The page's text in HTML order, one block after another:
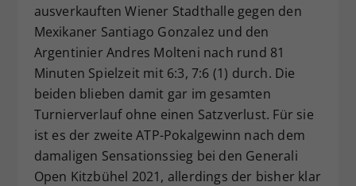
ausverkauften Wiener Stadthalle gegen den
Mexikaner Santiago Gonzalez und den
Argentinier Andres Molteni nach rund 81
Minuten Spielzeit mit 6:3, 7:6 (1) durch. Die
beiden blieben damit gar im gesamten
Turnierverlauf ohne einen Satzverlust. Für sie
ist es der zweite ATP-Pokalgewinn nach dem
damaligen Sensationssieg bei den Generali
Open Kitzbühel 2021, allerdings der bisher klar
hat.